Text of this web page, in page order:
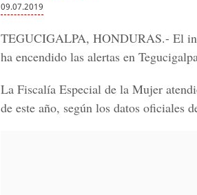
09.07.2019
TEGUCIGALPA, HONDURAS.- El
ha encendido las alertas en
La Fiscalía Especial de la Mujer
de este año, según los datos oficiales